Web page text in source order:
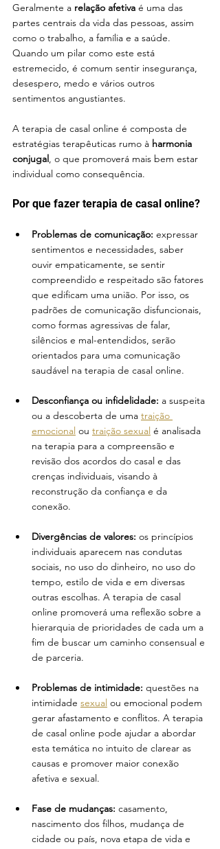
Geralmente a relação afetiva é uma das
partes centrais da vida das pessoas, assim
como o trabalho, a família e a saúde.
Quando um pilar como este está
estremecido, é comum sentir insegurança,
desespero, medo e vários outros
sentimentos angustiantes.
A terapia de casal online é composta de
estratégias terapêuticas rumo à harmonia
conjugal , o que promoverá mais bem estar
individual como consequência.
Por que fazer terapia de casal online?
Problemas de comunicação: expressar
sentimentos e necessidades, saber
ouvir empaticamente, se sentir
compreendido e respeitado são fatores
que edificam uma união. Por isso, os
padrões de comunicação disfuncionais,
como formas agressivas de falar,
silêncios e mal-entendidos, serão
orientados para uma comunicação
saudável na terapia de casal online.
Desconfiança ou infidelidade: a suspeita
ou a descoberta de uma traição
emocional ou traição sexual é analisada
na terapia para a compreensão e
revisão dos acordos do casal e das
crenças individuais, visando à
reconstrução da confiança e da
conexão.
Divergências de valores: os princípios
individuais aparecem nas condutas
sociais, no uso do dinheiro, no uso do
tempo, estilo de vida e em diversas
outras escolhas. A terapia de casal
online promoverá uma reflexão sobre a
hierarquia de prioridades de cada um a
fim de buscar um caminho consensual e
de parceria.
Problemas de intimidade: questões na
intimidade sexual ou emocional podem
gerar afastamento e conflitos. A terapia
de casal online pode ajudar a abordar
esta temática no intuito de clarear as
causas e promover maior conexão
afetiva e sexual.
Fase de mudanças: casamento,
nascimento dos filhos, mudança de
cidade ou país, nova etapa de vida e